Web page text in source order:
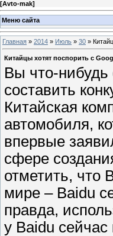
[Avto-mak]
Меню сайта
Главная » 2014 » Июль » 30 »
Китайцы хотят поспорить с
Вы что-
составить
Китайская
автомобиля,
впервые
сфере
отметить, что
мире – Baidu
правда,
у Baidu